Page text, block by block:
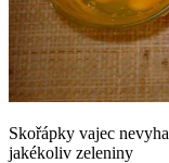
Skořápky vajec
jakékoliv zeleniny